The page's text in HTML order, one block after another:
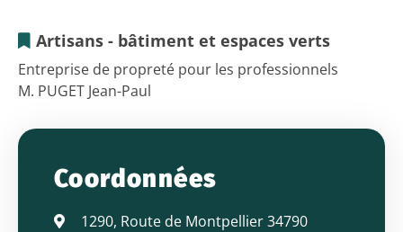
Artisans - bâtiment et espaces verts
CLAIR
ETIC
-
Nettoyage
Entreprise de propreté pour les professionnels
M. PUGET Jean-Paul
Coordonnées
1290, Route de Montpellier 34790